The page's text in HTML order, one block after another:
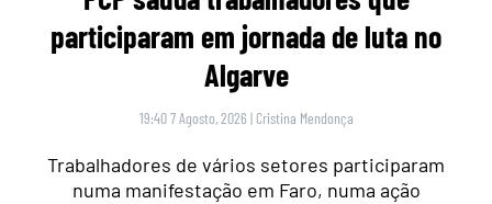
participaram em jornada de luta no
Algarve
19:40 7 Agosto, 2026 | Cristina Mendonça
Trabalhadores de vários setores participaram
numa manifestação em Faro, numa ação